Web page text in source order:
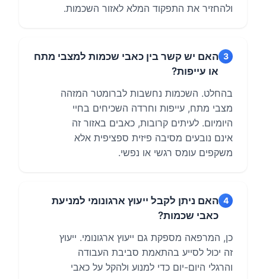
ולהחזיר את התפקוד המלא לאזור השכמות.
3 האם יש קשר בין כאבי שכמות למצבי מתח
או עייפות?
בהחלט. השכמות נחשבות לברומטר המזהה
מצבי מתח, עייפות וחרדה השכיחים בחיי
היומיום. לעיתים קרובות, כאבים באזור זה
אינם נובעים מסיבה פיזית ספציפית אלא
משקפים עומס רגשי או נפשי.
4 האם ניתן לקבל ייעוץ ארגונומי למניעת
כאבי שכמות?
כן, המרפאה מספקת גם ייעוץ ארגונומי. ייעוץ
זה יכול לסייע בהתאמת סביבת העבודה
והרגלי היום-יום כדי למנוע ולהקל על כאבי